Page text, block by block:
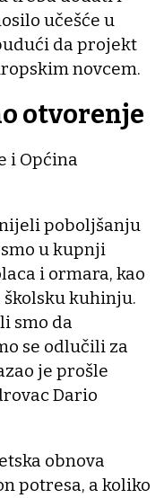
učešće u
da projekt
novcem.
otvorenje
i Općina
poboljšanju
u kupnji
i ormara, kao
kuhinju.
smo da
se odlučili za
je prošle
Dario
obnova
potresa, a koliko